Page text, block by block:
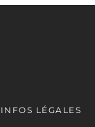
INFOS LÉGALES